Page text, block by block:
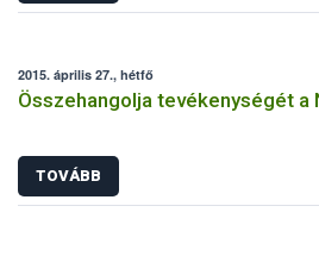
2015. április 27., hétfő
Összehangolja tevékenységét a
TOVÁBB